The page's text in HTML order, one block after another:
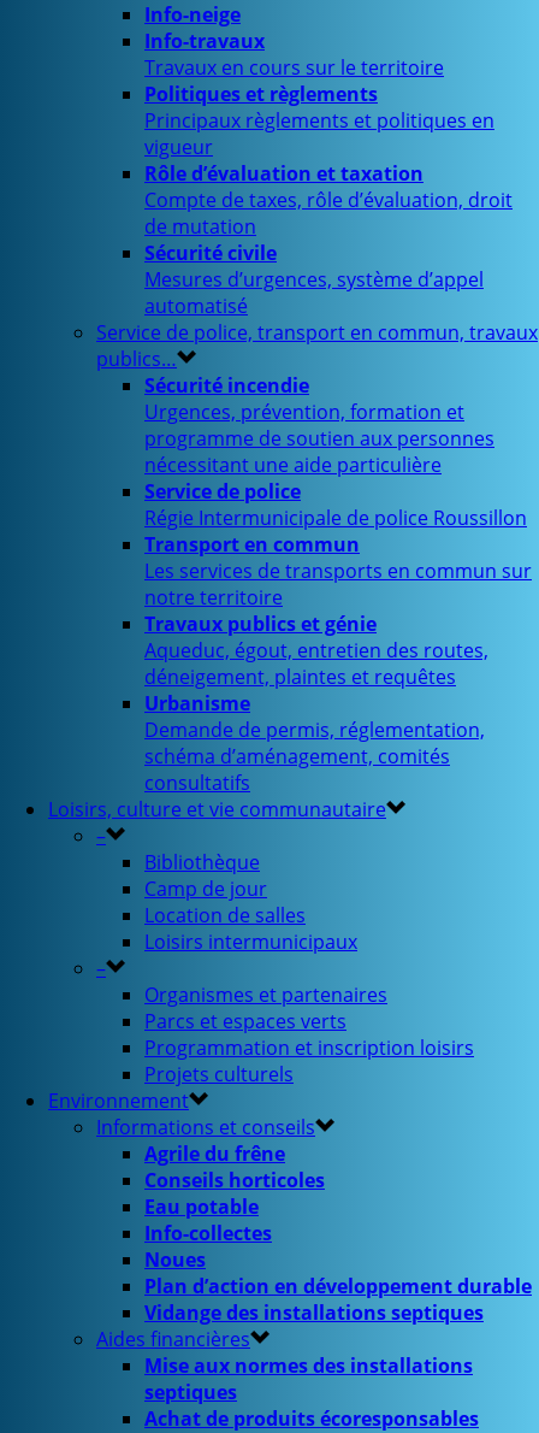
Info-neige
Info-travaux
Travaux en cours sur le territoire
Politiques et règlements
Principaux règlements et politiques en
vigueur
Rôle d’évaluation et taxation
Compte de taxes, rôle d’évaluation, droit
de mutation
Sécurité civile
Mesures d’urgences, système d’appel
automatisé
Service de police, transport en commun, travaux
publics…
Sécurité incendie
Urgences, prévention, formation et
programme de soutien aux personnes
nécessitant une aide particulière
Service de police
Régie Intermunicipale de police Roussillon
Transport en commun
Les services de transports en commun sur
notre territoire
Travaux publics et génie
Aqueduc, égout, entretien des routes,
déneigement, plaintes et requêtes
Urbanisme
Demande de permis, réglementation,
schéma d’aménagement, comités
consultatifs
Loisirs, culture et vie communautaire
–
Bibliothèque
Camp de jour
Location de salles
Loisirs intermunicipaux
–
Organismes et partenaires
Parcs et espaces verts
Programmation et inscription loisirs
Projets culturels
Environnement
Informations et conseils
Agrile du frêne
Conseils horticoles
Eau potable
Info-collectes
Noues
Plan d’action en développement durable
Vidange des installations septiques
Aides financières
Mise aux normes des installations
septiques
Achat de produits écoresponsables